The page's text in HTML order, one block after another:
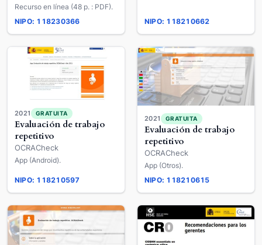
Recurso en línea (48 p. : PDF).
NIPO: 118230366 NIPO: 118210662
2021 GRATUITA
Evaluación de trabajo
repetitivo
OCRACheck
App (Android).
NIPO: 118210597
2021 GRATUITA
Evaluación de trabajo
repetitivo
OCRACheck
App (Otros).
NIPO: 118210615